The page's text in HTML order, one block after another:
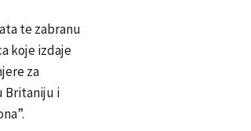
te zabranu
koje izdaje
za
Britaniju i